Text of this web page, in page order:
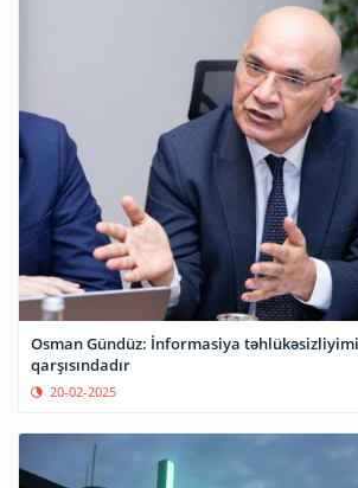
Osman Gündüz: İnformasiya
qarşısındadır
20-02-2025